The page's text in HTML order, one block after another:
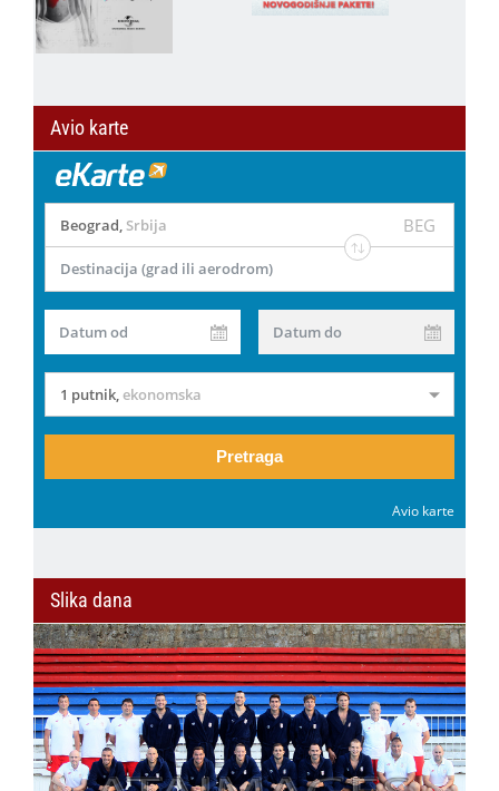
Avio karte
Beograd, Srbija BEG
Destinacija (grad ili aerodrom)
Datum od Datum do
1 putnik,ekonomska
Pretraga
Avio karte
Slika dana